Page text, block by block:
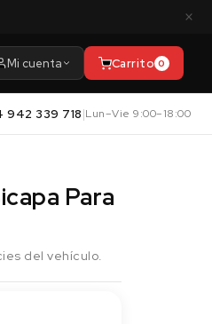
×
Mi cuenta Carrito 0
942 339 718|Lun–Vie 9:00–18:00
Para
del vehículo.